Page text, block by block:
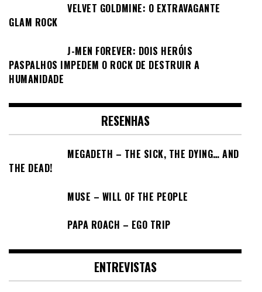
VELVET GOLDMINE: O EXTRAVAGANTE
GLAM ROCK
J-MEN FOREVER: DOIS HERÓIS
PASPALHOS IMPEDEM O ROCK DE DESTRUIR A
HUMANIDADE
RESENHAS
MEGADETH – THE SICK, THE DYING… AND
THE DEAD!
MUSE – WILL OF THE PEOPLE
PAPA ROACH – EGO TRIP
ENTREVISTAS